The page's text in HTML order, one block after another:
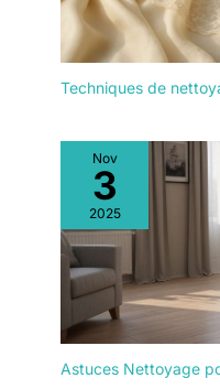
nettoyage des fenêtres et leur
hygiène. L'ensemble du
système de protection
comprend 8 mesures de
protection basées sur le
matériel contre les chutes, 3
dommages accidentels.
rainures, ou
Techniques de
Nov
3
2025
Astuces Nettoyage